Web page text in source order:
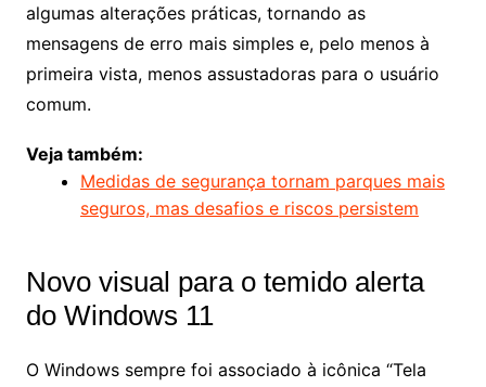
algumas alterações práticas, tornando as
mensagens de erro mais simples e, pelo menos à
primeira vista, menos assustadoras para o usuário
comum.
Veja também:
Medidas de segurança tornam parques mais
seguros, mas desafios e riscos persistem
Novo visual para o temido alerta
do Windows 11
O Windows sempre foi associado à icônica “Tela